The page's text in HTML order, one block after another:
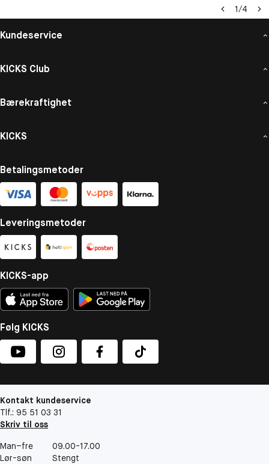
1/4
Kundeservice
KICKS Club
Bærekraftighet
KICKS
Betalingsmetoder
Leveringsmetoder
KICKS-app
Følg KICKS
Kontakt kundeservice
Tlf.: 95 51 03 31
Skriv til oss
Man–fre
09.00-17.00
Lør-søn
Stengt